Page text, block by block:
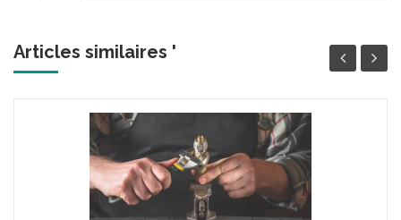
Articles similaires '